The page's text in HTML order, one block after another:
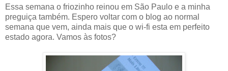
Essa semana o friozinho reinou em São Paulo e a minha
preguiça também. Espero voltar com o blog ao normal
semana que vem, ainda mais que o wi-fi esta em perfeito
estado agora. Vamos às fotos?